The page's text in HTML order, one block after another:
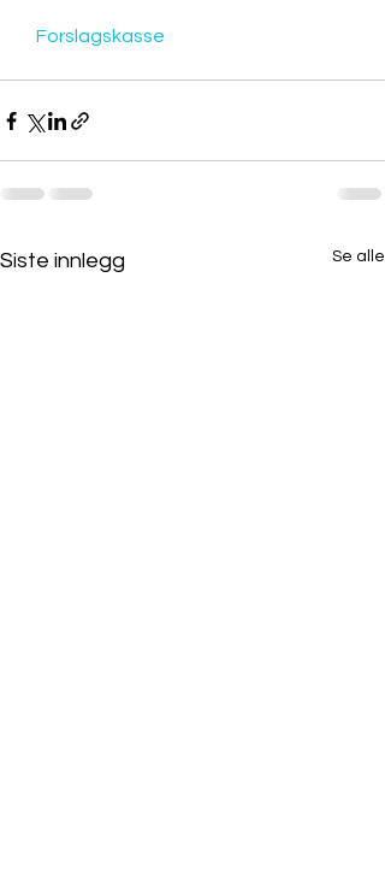
Siste innlegg Se alle